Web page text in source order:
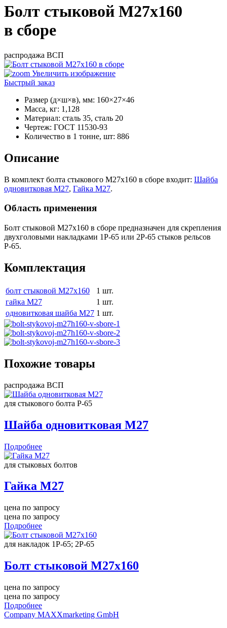
Болт стыковой М27х160
в сборе
распродажа ВСП
Увеличить изображение
Быстрый заказ
Размер (д×ш×в), мм: 160×27×46
Масса, кг: 1,128
Материал: сталь 35, сталь 20
Чертеж: ГОСТ 11530-93
Количество в 1 тонне, шт: 886
Описание
В комплект болта стыкового М27х160 в сборе входит: Шайба
одновитковая М27, Гайка М27.
Область применения
Болт стыковой М27х160 в сборе предназначен для скрепления
двухголовыми накладками 1Р-65 или 2Р-65 стыков рельсов
Р-65.
Комплектация
болт стыковой М27х160
1 шт.
гайка М27
1 шт.
одновитковая шайба М27 1 шт.
Похожие товары
распродажа ВСП
для стыкового болта Р-65
Шайба одновитковая М27
Подробнее
для стыковых болтов
Гайка М27
цена по запросу
цена по запросу
Подробнее
для накладок 1Р-65; 2Р-65
Болт стыковой М27х160
цена по запросу
цена по запросу
Подробнее
Company MAXXmarketing GmbH